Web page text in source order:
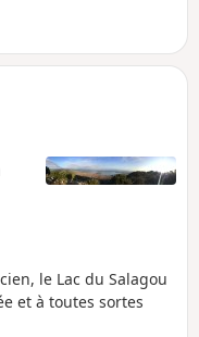
cette
proposés sont faciles
mais l'absence de
savoir se repérer.
le Lac du Salagou
et à toutes sortes